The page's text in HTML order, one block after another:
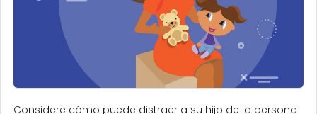
Considere cómo puede distraer a su hijo de la persona